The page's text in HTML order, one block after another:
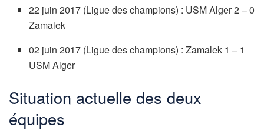
22 juin 2017 (Ligue des champions) : USM Alger 2 – 0
Zamalek
02 juin 2017 (Ligue des champions) : Zamalek 1 – 1
USM Alger
Situation actuelle des deux
équipes